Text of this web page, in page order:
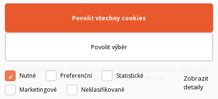
©2026 WiFiShop.cz - VanCo.cz eStore
Technické řešení © 2026CyberSoft s.r.o.
Povolit výběr
Povolit všechny cookies
Nutné Preferenční
Statistické
Marketingové
Neklasifikované
Zobrazit
detaily